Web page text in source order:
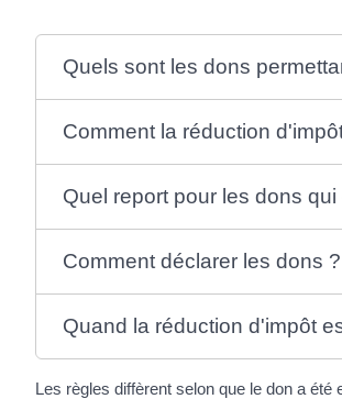
Quels sont les dons
Comment la réduction
Quel report pour les dons
Comment déclarer les dons ?
Quand la réduction d'impôt
Les règles diffèrent selon que le don a été